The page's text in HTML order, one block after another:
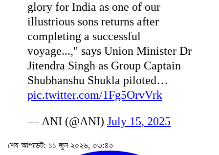
glory for India as one of our
illustrious sons returns after
completing a successful
voyage...," says Union Minister Dr
Jitendra Singh as Group Captain
Shubhanshu Shukla piloted…
pic.twitter.com/1Fg5OrvVrk
— ANI (@ANI) July 15, 2025
শেষ আপডেট: ১১ জুন ২০২৬, ০৩:৪০